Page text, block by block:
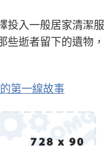
投入一般居家清潔服
逝者留下的遺物，
第一線故事